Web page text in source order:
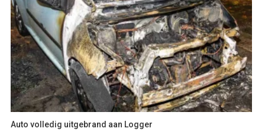
Auto volledig uitgebrand aan Logger